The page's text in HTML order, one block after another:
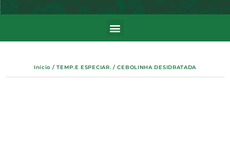
Início /TEMP.E ESPECIAR. / CEBOLINHA DESIDRATADA